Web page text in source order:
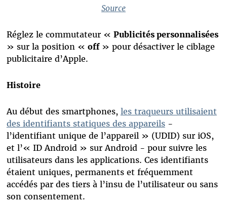
Source
Réglez le commutateur « Publicités personnalisées
» sur la position « off» pour désactiver le ciblage
publicitaire d’Apple.
Histoire
Au début des smartphones, les traqueurs utilisaient
des identifiants statiques des appareils-
l’identifiant unique de l’appareil » (UDID) sur iOS,
et l’« ID Android » sur Android - pour suivre les
utilisateurs dans les applications. Ces identifiants
étaient uniques, permanents et fréquemment
accédés par des tiers à l’insu de l’utilisateur ou sans
son consentement.